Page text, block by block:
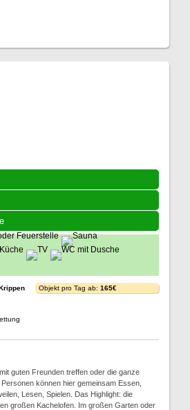
Objekt pro Tag ab: 165€
guten Freunden treffen oder die ganze
können hier gemeinsam Essen,
Lesen, Spielen. Das Highlight: die
großen Kachelofen. Im großen Garten oder